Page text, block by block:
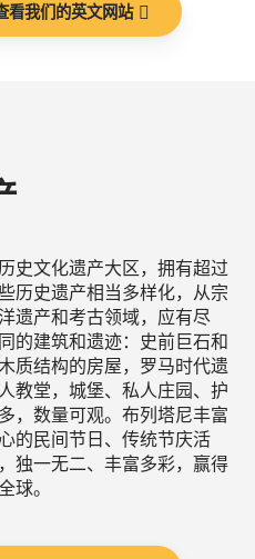
看我们的英文网站
史文化遗产大区，拥有超过
历史遗产相当多样化，从宗
遗产和考古领域，应有尽
的建筑和遗迹：史前巨石和
质结构的房屋，罗马时代遗
教堂，城堡、私人庄园、护
，数量可观。布列塔尼丰富
的民间节日、传统节庆活
独一无二、丰富多彩，赢得
球。